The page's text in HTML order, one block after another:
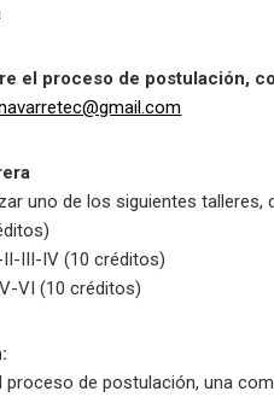
el proceso de postulación,
uno de los siguientes talleres,
III-IV (10 créditos)
VI (10 créditos)
proceso de postulación, una